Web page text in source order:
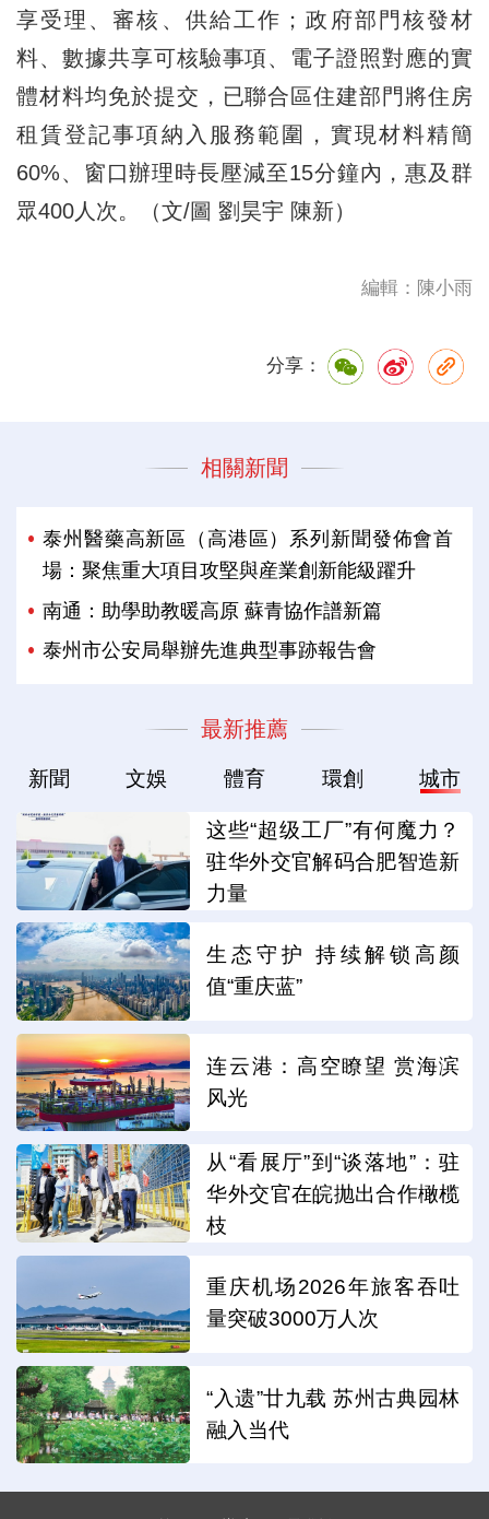
享受理、審核、供給工作；政府部門核發材
料、數據共享可核驗事項、電子證照對應的實
體材料均免於提交，已聯合區住建部門將住房
租賃登記事項納入服務範圍，實現材料精簡
60%、窗口辦理時長壓減至15分鐘內，惠及群
眾400人次。（文/圖 劉昊宇 陳新）
編輯：陳小雨
分享：
相關新聞
泰州醫藥高新區（高港區）系列新聞發佈會首
場：聚焦重大項目攻堅與産業創新能級躍升
南通：助學助教暖高原 蘇青協作譜新篇
泰州市公安局舉辦先進典型事跡報告會
最新推薦
新聞 文娛 體育 環創 城市
这些“超级工厂”有何魔力？
驻华外交官解码合肥智造新
力量
生态守护 持续解锁高颜
值“重庆蓝”
连云港：高空瞭望 赏海滨
风光
从“看展厅”到“谈落地”：驻
华外交官在皖抛出合作橄榄
枝
重庆机场2026年旅客吞吐
量突破3000万人次
“入遗”廿九载 苏州古典园林
融入当代